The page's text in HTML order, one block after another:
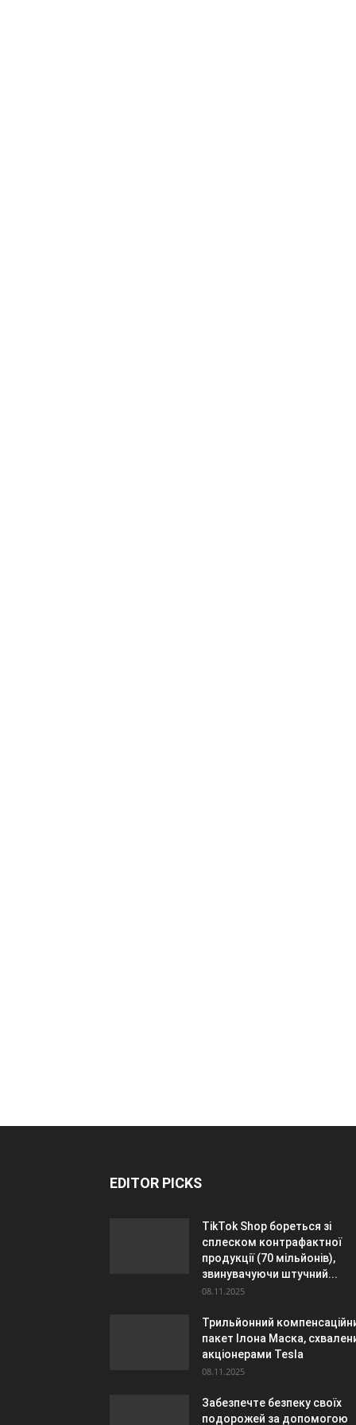
EDITOR PICKS
TikTok Shop бореться зі
сплеском контрафактної
продукції (70 мільйонів),
звинувачуючи штучний...
08.11.2025
Трильйонний
пакет Ілона Маска,
акціонерами Tesla
08.11.2025
Забезпечте безпеку своїх
подорожей за допомогою